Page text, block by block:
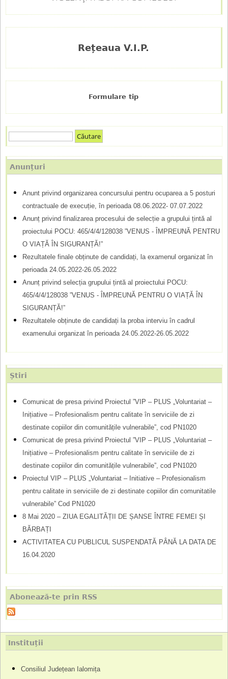
Rețeaua V.I.P.
Formulare tip
F
o
m
d
t
a
ă
u
t
Anunțuri
Anunt privind organizarea concursului pentru ocuparea a 5 posturi
contractuale de execuție, în perioada 08.06.2022- 07.07.2022
Anunț privind finalizarea procesului de selecție a grupului țintă al
proiectului POCU: 465/4/4/128038 ”VENUS - ÎMPREUNĂ PENTRU
O VIAȚĂ ÎN SIGURANȚĂ!”
Rezultatele finale obținute de candidați, la examenul organizat în
perioada 24.05.2022-26.05.2022
Anunț privind selecția grupului țintă al proiectului POCU:
465/4/4/128038 ”VENUS - ÎMPREUNĂ PENTRU O VIAȚĂ ÎN
SIGURANȚĂ!”
Rezultatele obținute de candidați la proba interviu în cadrul
examenului organizat în perioada 24.05.2022-26.05.2022
Știri
Comunicat de presa privind Proiectul ”VIP – PLUS „Voluntariat –
Inițiative – Profesionalism pentru calitate în serviciile de zi
destinate copiilor din comunitățile vulnerabile”, cod PN1020
Comunicat de presa privind Proiectul ”VIP – PLUS „Voluntariat –
Inițiative – Profesionalism pentru calitate în serviciile de zi
destinate copiilor din comunitățile vulnerabile”, cod PN1020
Proiectul VIP – PLUS „Voluntariat – Initiative – Profesionalism
pentru calitate in serviciile de zi destinate copiilor din comunitatile
vulnerabile” Cod PN1020
8 Mai 2020 – ZIUA EGALITĂȚII DE ȘANSE ÎNTRE FEMEI ȘI
BĂRBAȚI
ACTIVITATEA CU PUBLICUL SUSPENDATĂ PÂNĂ LA DATA DE
16.04.2020
Abonează-te prin RSS
Instituții
Consiliul Județean Ialomița